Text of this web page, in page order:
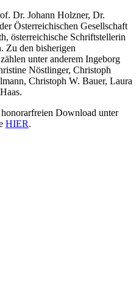
Dr. Johann Holzner, Dr.
Österreichischen Gesellschaft
österreichische Schriftstellerin
Zu den bisherigen
unter anderem Ingeborg
Nöstlinger, Christoph
Christoph W. Bauer, Laura
Download unter
HIER.